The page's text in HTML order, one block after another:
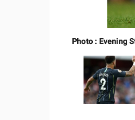
Photo : Evening